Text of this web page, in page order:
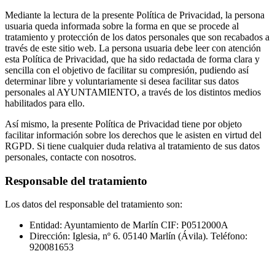
Mediante la lectura de la presente Política de Privacidad, la persona
usuaria queda informada sobre la forma en que se procede al
tratamiento y protección de los datos personales que son recabados a
través de este sitio web. La persona usuaria debe leer con atención
esta Política de Privacidad, que ha sido redactada de forma clara y
sencilla con el objetivo de facilitar su compresión, pudiendo así
determinar libre y voluntariamente si desea facilitar sus datos
personales al AYUNTAMIENTO, a través de los distintos medios
habilitados para ello.
Así mismo, la presente Política de Privacidad tiene por objeto
facilitar información sobre los derechos que le asisten en virtud del
RGPD. Si tiene cualquier duda relativa al tratamiento de sus datos
personales, contacte con nosotros.
Responsable del tratamiento
Los datos del responsable del tratamiento son:
Entidad: Ayuntamiento de Marlín CIF: P0512000A
Dirección: Iglesia, nº 6. 05140 Marlín (Ávila). Teléfono:
920081653